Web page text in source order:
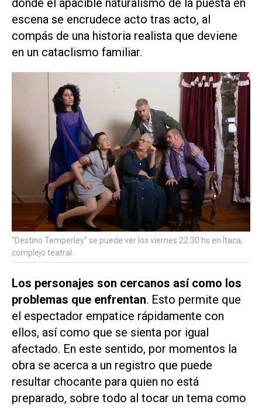
escena se encrudece acto tras acto, al
compás de una historia realista que deviene
en un cataclismo familiar.
"Destino Temperley" se puede ver los viernes 22:30 hs en Ítaca,
complejo teatral.
Los personajes son cercanos así como los
problemas que enfrentan. Esto permite que
el espectador empatice rápidamente con
ellos, así como que se sienta por igual
afectado. En este sentido, por momentos la
obra se acerca a un registro que puede
resultar chocante para quien no está
preparado, sobre todo al tocar un tema como